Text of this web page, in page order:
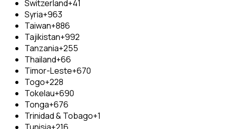
Switzerland+41
Syria+963
Taiwan+886
Tajikistan+992
Tanzania+255
Thailand+66
Timor-Leste+670
Togo+228
Tokelau+690
Tonga+676
Trinidad & Tobago+1